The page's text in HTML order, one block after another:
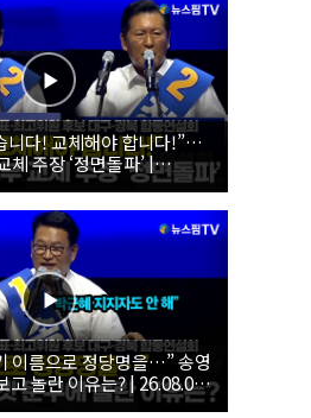
니다! 교체해야 합니다!”…
체 주장 ‘정면돌파’ |
주당 당대표·최고위원 후
연설회
이름으로 정당명을…” 송영
고 놀란 이유는? | 26.08.09
표·최고위원 후보 대구·경